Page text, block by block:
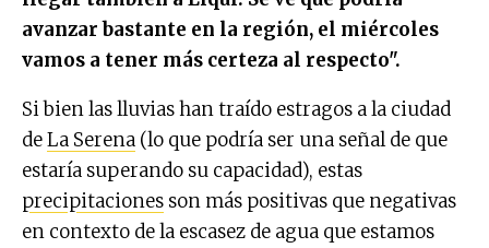
avanzar bastante en la región, el miércoles
vamos a tener más certeza al respecto".
Si bien las lluvias han traído estragos a la ciudad
deLa Serena (lo que podría ser una señal de que
estaría superando su capacidad), estas
precipitaciones son más positivas que negativas
en contexto de la escasez de agua que estamos